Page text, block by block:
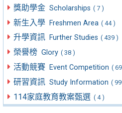
獎助學金 Scholarships ( 7 )
新生入學 Freshmen Area ( 44 )
升學資訊 Further Studies ( 439 )
榮譽榜 Glory ( 38 )
活動競賽 Event Competition (
研習資訊 Study Information (
114家庭教育教案甄選 ( 4 )